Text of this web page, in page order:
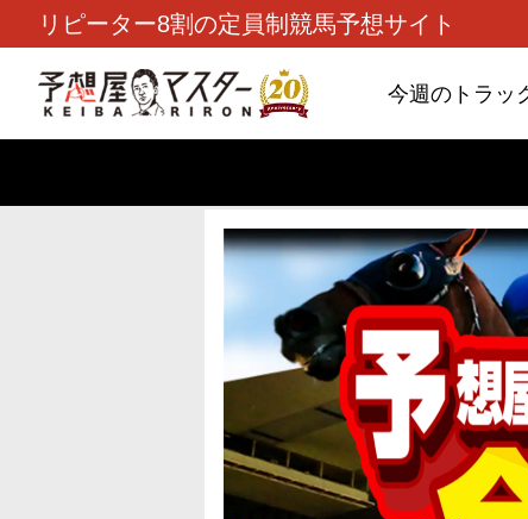
リピーター8割の定員制競馬予想サイト
今週のトラッ